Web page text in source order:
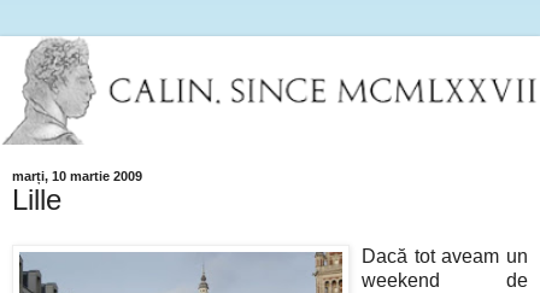
marți, 10 martie 2009
Lille
Dacă tot aveam un
weekend de